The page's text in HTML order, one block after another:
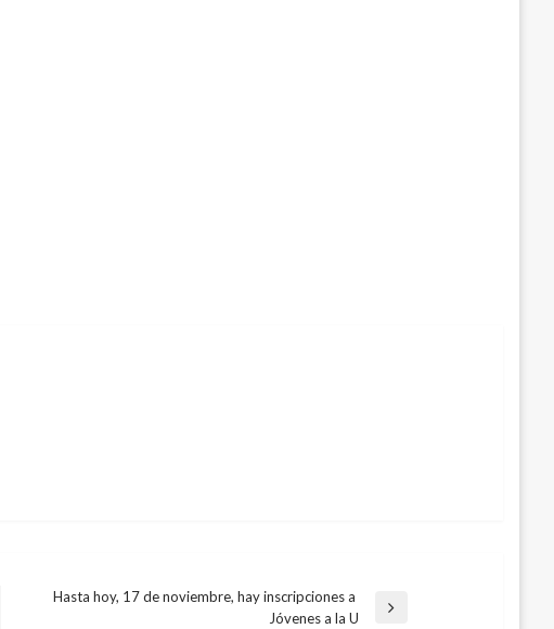
Hasta hoy, 17 de noviembre, hay inscripciones a
Jóvenes a la U